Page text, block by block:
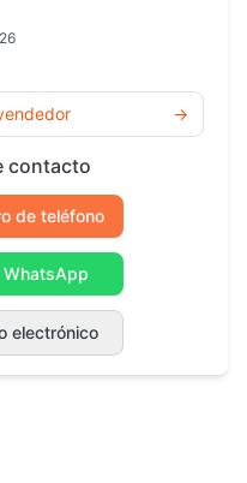
→
contacto
de teléfono
electrónico